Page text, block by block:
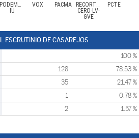
PODEMOS-
IU
VOX PACMA
RECORTES
CERO-LV-
GVE
PCTE
ESCRUTINIO DE CASAREJOS
100 %
128 78.53 %
35 21.47 %
1 0.78 %
2 1.57 %